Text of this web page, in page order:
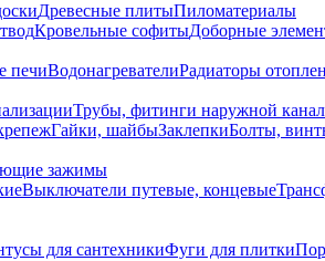
Древесные плитыПиломатериалы
Кровельные софитыДоборные
печиВодонагревателиРадиаторы
Трубы, фитинги наружной
Гайки, шайбыЗаклепкиБолты,
зажимы
Выключатели путевые, концевые
для сантехникиФуги для плитки